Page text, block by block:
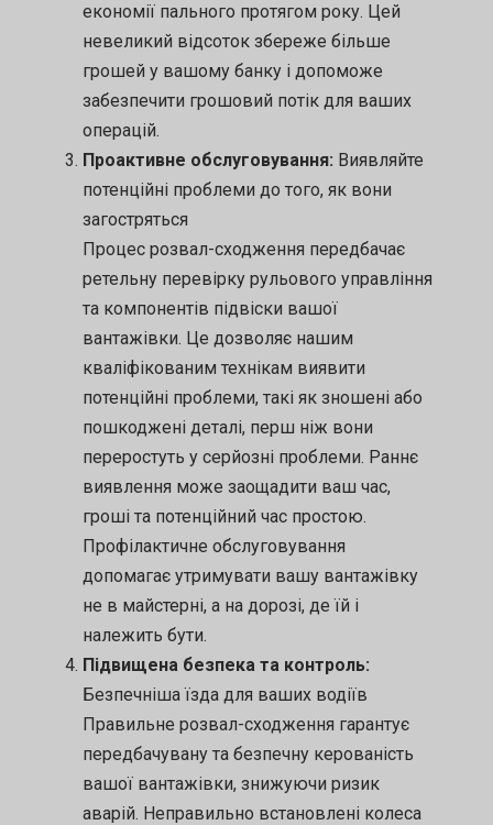
економії пального протягом року. Цей
невеликий відсоток збереже більше
грошей у вашому банку і допоможе
забезпечити грошовий потік для ваших
операцій.
Проактивне обслуговування: Виявляйте
потенційні проблеми до того, як вони
загостряться
Процес розвал-сходження передбачає
ретельну перевірку рульового управління
та компонентів підвіски вашої
вантажівки. Це дозволяє нашим
кваліфікованим технікам виявити
потенційні проблеми, такі як зношені або
пошкоджені деталі, перш ніж вони
переростуть у серйозні проблеми. Раннє
виявлення може заощадити ваш час,
гроші та потенційний час простою.
Профілактичне обслуговування
допомагає утримувати вашу вантажівку
не в майстерні, а на дорозі, де їй і
належить бути.
Підвищена безпека та контроль:
Безпечніша їзда для ваших водіїв
Правильне розвал-сходження гарантує
передбачувану та безпечну керованість
вашої вантажівки, знижуючи ризик
аварій. Неправильно встановлені колеса